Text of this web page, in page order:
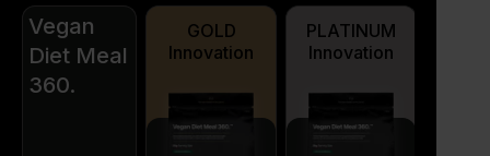
Vegan
Diet Meal
360.
GOLD
Innovation
PLATINUM
Innovation